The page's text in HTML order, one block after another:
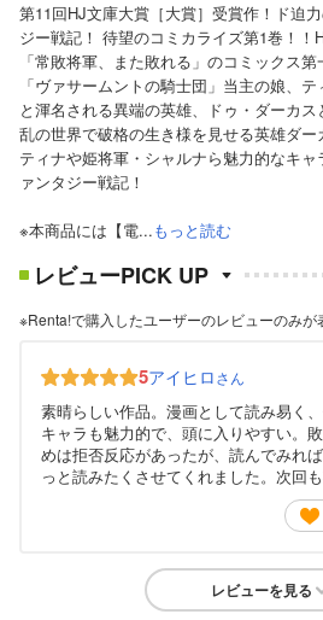
第11回HJ文庫大賞［大賞］受賞作！ド迫
ジー戦記！ 待望のコミカライズ第1巻！！
「常敗将軍、また敗れる」のコミックス
「ヴァサームントの騎士団」当主の娘、テ
と渾名される異端の英雄、ドゥ・ダーカ
乱の世界で破格の生き様を見せる英雄ダ
ティナや姫将軍・シャルナら魅力的なキ
ァンタジー戦記！
※本商品には【電...もっと読む
レビューPICK UP
※Renta!で購入したユーザーのレビューのみが
5アイヒロさん
素晴らしい作品。漫画として読み易く
キャラも魅力的で、頭に入りやすい。
めは拒否反応があったが、読んでみれ
っと読みたくさせてくれました。次回も
レビューを見る